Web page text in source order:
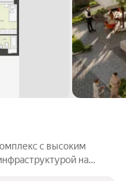
с высоким
на